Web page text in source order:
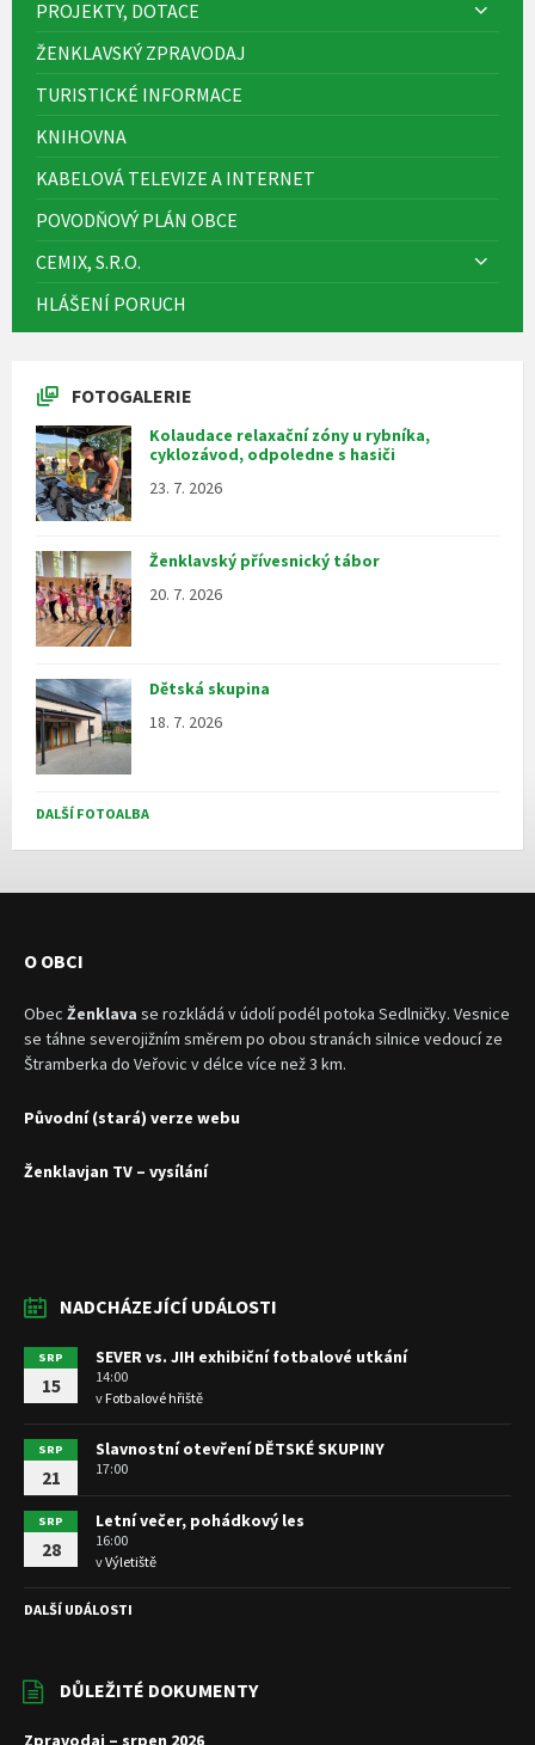
PROJEKTY, DOTACE
ŽENKLAVSKÝ ZPRAVODAJ
TURISTICKÉ INFORMACE
KNIHOVNA
KABELOVÁ TELEVIZE A INTERNET
POVODŇOVÝ PLÁN OBCE
CEMIX, S.R.O.
HLÁŠENÍ PORUCH
FOTOGALERIE
Kolaudace relaxační zóny u rybníka,
cyklozávod, odpoledne s hasiči
23. 7. 2026
Ženklavský přívesnický tábor
20. 7. 2026
Dětská skupina
18. 7. 2026
DALŠÍ FOTOALBA
O OBCI
Obec Ženklava se rozkládá v údolí podél potoka Sedlničky. Vesnice
se táhne severojižním směrem po obou stranách silnice vedoucí ze
Štramberka do Veřovic v délce více než 3 km.
Původní (stará) verze webu
Ženklavjan TV – vysílání
NADCHÁZEJÍCÍ UDÁLOSTI
SRP
15
SEVER vs. JIH exhibiční fotbalové utkání
14:00
vFotbalové hřiště
SRP
21
Slavnostní otevření DĚTSKÉ SKUPINY
17:00
SRP
28
Letní večer, pohádkový les
16:00
vVýletiště
DALŠÍ UDÁLOSTI
DŮLEŽITÉ DOKUMENTY
Zpravodaj – srpen 2026